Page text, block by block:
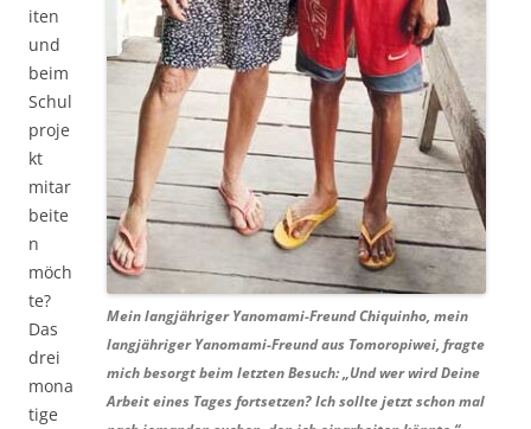
Mein langjähriger Yanomami-Freund Chiquinho, mein
langjähriger Yanomami-Freund aus Tomoropiwei, fragte
mich besorgt beim letzten Besuch: „Und wer wird Deine
Arbeit eines Tages fortsetzen? Ich sollte jetzt schon mal
iten
und
beim
Schul
proje
kt
mitar
beite
n
möch
te?
Das
drei
mona
tige